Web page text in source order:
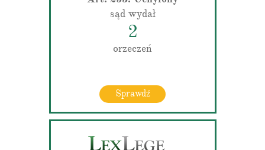
sąd wydał
2
orzeczeń
Sprawdź